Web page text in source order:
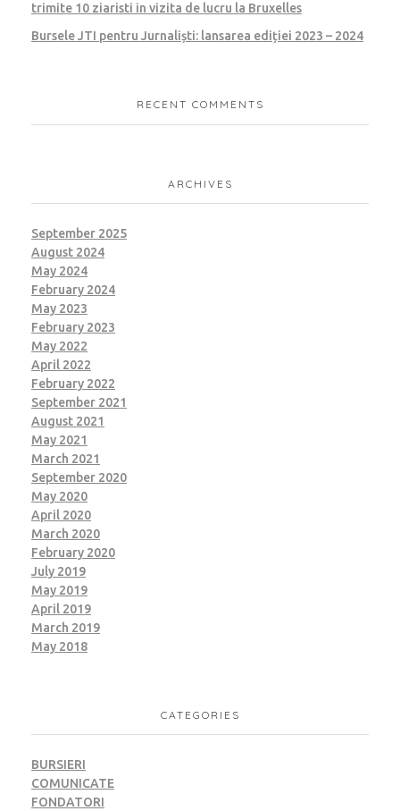
trimite 10 ziaristi in vizita de lucru la Bruxelles
Bursele JTI pentru Jurnaliști: lansarea ediției 2023 – 2024
RECENT COMMENTS
ARCHIVES
September 2025
August 2024
May 2024
February 2024
May 2023
February 2023
May 2022
April 2022
February 2022
September 2021
August 2021
May 2021
March 2021
September 2020
May 2020
April 2020
March 2020
February 2020
July 2019
May 2019
April 2019
March 2019
May 2018
CATEGORIES
BURSIERI
COMUNICATE
FONDATORI